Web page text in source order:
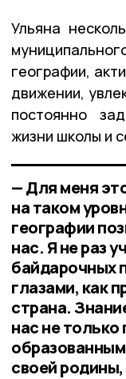
Ульяна
географии,
движении,
постоянно
жизни школы и
— Для меня
на таком
географии
нас. Я не раз
байдарочных
глазами, как
страна.
нас не
своей родины,